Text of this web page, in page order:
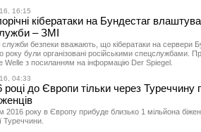
16:15
кібератаки на Бундестаг
– ЗМІ
служби безпеки вважають, що кібератаки на сервери
року були організовані російськими спецслужбами.
Welle з посиланням на інформацію Der Spiegel.
04:33
році до Європи тільки через Туреччину
2016 року в Європу прибуде близько 1 мільйона
Туреччини.